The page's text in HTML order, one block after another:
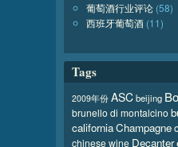
葡萄酒行业评论 (58)
西班牙葡萄酒 (11)
Tags
2009年份 ASCbeijing
brunello di montalcino
californiaChampagne
chinese wine Decanter